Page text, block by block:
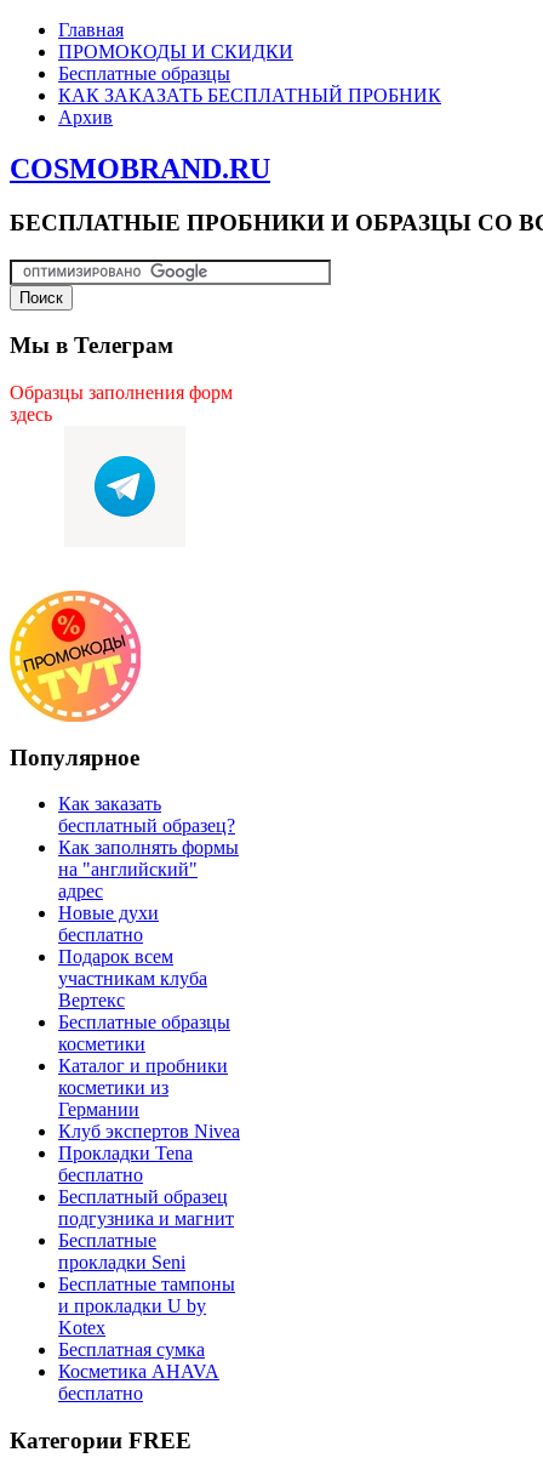
Главная
ПРОМОКОДЫ И СКИДКИ
Бесплатные образцы
КАК ЗАКАЗАТЬ БЕСПЛАТНЫЙ ПРОБНИК
Архив
COSMOBRAND.RU
БЕСПЛАТНЫЕ ПРОБНИКИ И ОБРАЗЦЫ СО
Мы в Телеграм
Образцы заполнения форм
здесь
Популярное
Как заказать
бесплатный образец?
Как заполнять формы
на "английский"
адрес
Новые духи
бесплатно
Подарок всем
участникам клуба
Вертекс
Бесплатные образцы
косметики
Каталог и пробники
косметики из
Германии
Клуб экспертов Nivea
Прокладки Tena
бесплатно
Бесплатный образец
подгузника и магнит
Бесплатные
прокладки Seni
Бесплатные тампоны
и прокладки U by
Kotex
Бесплатная сумка
Косметика AHAVA
бесплатно
Категории FREE